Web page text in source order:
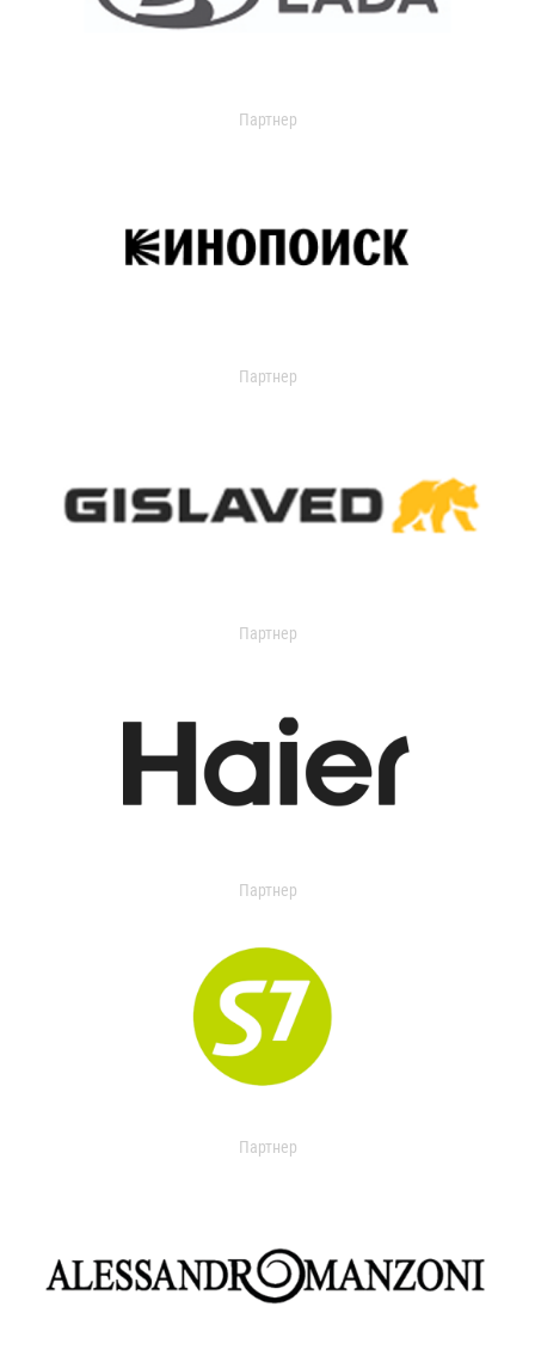
Партнер
Партнер
Партнер
Партнер
Партнер